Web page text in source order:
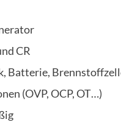
CR
Batterie,
(OVP, OCP, OT…)